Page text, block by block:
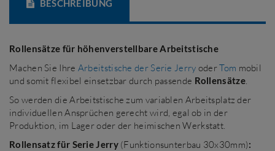
BESCHREIBUNG
Rollensätze für höhenverstellbare Arbeitstische
Machen Sie Ihre Arbeitstische der Serie Jerry oderTom mobil
und somit flexibel einsetzbar durch passende Rollensätze.
So werden die Arbeitstische zum variablen Arbeitsplatz der
individuellen Ansprüchen gerecht wird, egal ob in der
Produktion, im Lager oder der heimischen Werkstatt.
Rollensatz für Serie Jerry (Funktionsunterbau 30x30mm):